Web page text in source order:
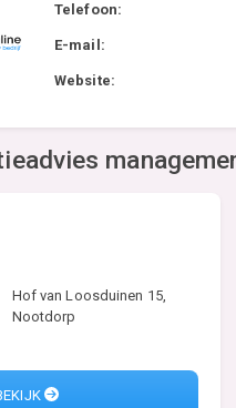
Telefoon:
E-mail:
Website:
Hof van Loosduinen 15,
Nootdorp